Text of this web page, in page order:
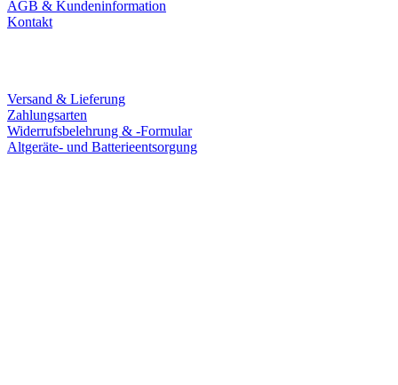
AGB & Kundeninformation
Kontakt
Versand & Lieferung
Zahlungsarten
Widerrufsbelehrung & -Formular
Altgeräte- und Batterieentsorgung